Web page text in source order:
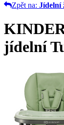
Zpět na: Jídelní
jídelní